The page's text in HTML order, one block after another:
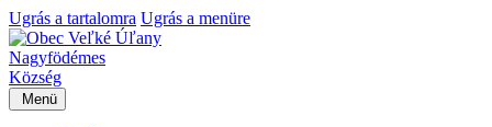
Ugrás a tartalomra Ugrás a menüre
Nagyfödémes
Község
Menü